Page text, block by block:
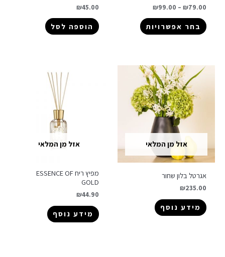
₪79.00
–
₪99.00
בחר אפשרויות
₪45.00
הוספה לסל
אזל מן המלאי
אגרטל בלון שחור
₪235.00
מידע נוסף
אזל מן המלאי
מפיץ ריח ESSENCE OF
GOLD
₪44.90
מידע נוסף